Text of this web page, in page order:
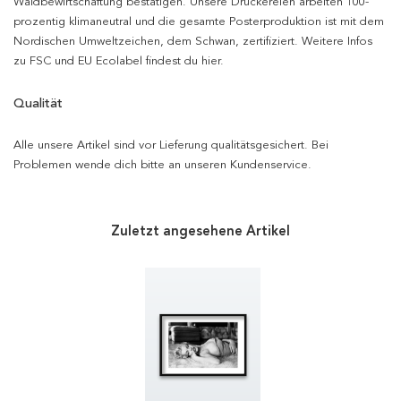
prozentig klimaneutral und die gesamte Posterproduktion ist mit dem
Nordischen Umweltzeichen, dem Schwan, zertifiziert. Weitere Infos
zu FSC und EU Ecolabel findest du hier.
Qualität
Alle unsere Artikel sind vor Lieferung qualitätsgesichert. Bei
Problemen wende dich bitte an unseren Kundenservice.
Zuletzt angesehene Artikel